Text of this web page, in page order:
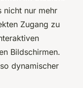
nicht nur mehr
Zugang zu
Bildschirmen.
dynamischer